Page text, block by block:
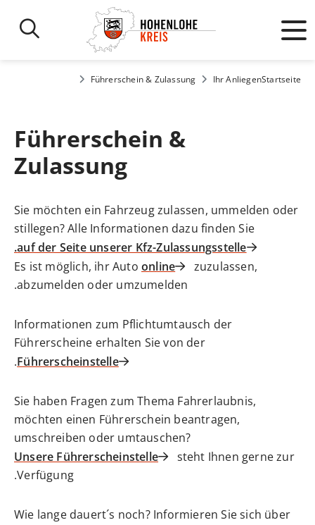
Startseite
Ihr Anliegen
Führerschein & Zulassung
Führerschein &
Zulassung
Sie möchten ein Fahrzeug zulassen, ummelden oder
stillegen? Alle Informationen dazu finden Sie
auf der Seite unserer Kfz-Zulassungsstelle.
Es ist möglich, ihr Auto online
zuzulassen,
abzumelden oder umzumelden.
Informationen zum Pflichtumtausch der
Führerscheine erhalten Sie von der
Führerscheinstelle
.
Sie haben Fragen zum Thema Fahrerlaubnis,
möchten einen Führerschein beantragen,
umschreiben oder umtauschen?
Unsere Führerscheinstelle
steht Ihnen gerne zur
Verfügung.
Wie lange dauert´s noch? Informieren Sie sich über